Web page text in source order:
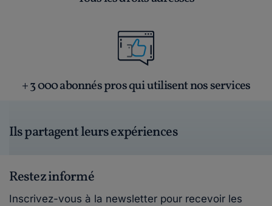
+ 3 000 abonnés pros qui utilisent nos services
Ils partagent leurs expériences
Restez informé
Inscrivez-vous à la newsletter pour recevoir les